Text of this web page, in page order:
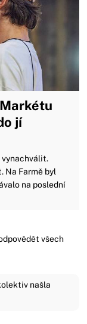
jí
vynachválit.
Na Farmě byl
na poslední
všech
našla